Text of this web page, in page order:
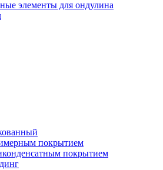
элементы для ондулина
покрытием
покрытием